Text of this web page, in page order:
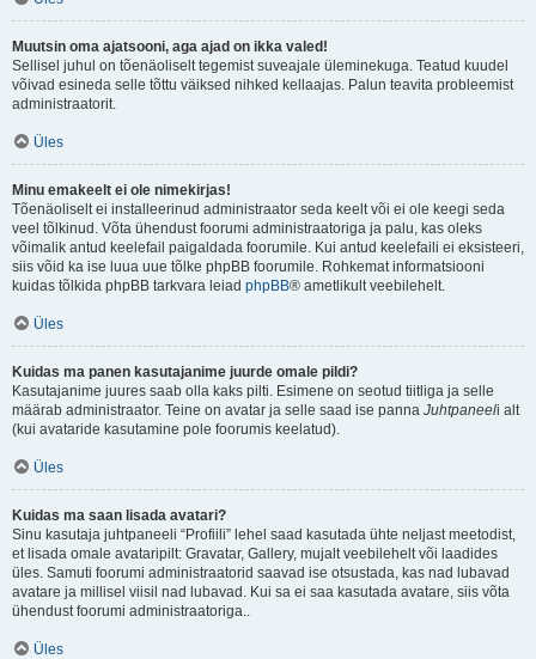
Muutsin oma ajatsooni, aga ajad on ikka valed!
Sellisel juhul on tõenäoliselt tegemist suveajale üleminekuga. Teatud kuudel
võivad esineda selle tõttu väiksed nihked kellaajas. Palun teavita probleemist
administraatorit.
Üles
Minu emakeelt ei ole nimekirjas!
Tõenäoliselt ei installeerinud administraator seda keelt või ei ole keegi seda
veel tõlkinud. Võta ühendust foorumi administraatoriga ja palu, kas oleks
võimalik antud keelefail paigaldada foorumile. Kui antud keelefaili ei eksisteeri,
siis võid ka ise luua uue tõlke phpBB foorumile. Rohkemat informatsiooni
kuidas tõlkida phpBB tarkvara leiad phpBB® ametlikult veebilehelt.
Üles
Kuidas ma panen kasutajanime juurde omale pildi?
Kasutajanime juures saab olla kaks pilti. Esimene on seotud tiitliga ja selle
määrab administraator. Teine on avatar ja selle saad ise panna Juhtpaneeli alt
(kui avataride kasutamine pole foorumis keelatud).
Üles
Kuidas ma saan lisada avatari?
Sinu kasutaja juhtpaneeli “Profiili” lehel saad kasutada ühte neljast meetodist,
et lisada omale avataripilt: Gravatar, Gallery, mujalt veebilehelt või laadides
üles. Samuti foorumi administraatorid saavad ise otsustada, kas nad lubavad
avatare ja millisel viisil nad lubavad. Kui sa ei saa kasutada avatare, siis võta
ühendust foorumi administraatoriga..
Üles